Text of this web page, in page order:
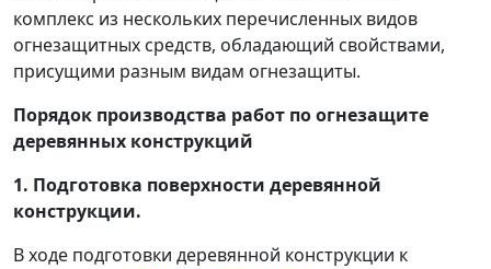
комплекс из нескольких перечисленных видов
огнезащитных средств, обладающий свойствами,
присущими разным видам огнезащиты.
Порядок производства работ по огнезащите
деревянных конструкций
1. Подготовка поверхности деревянной
конструкции.
В ходе подготовки деревянной конструкции к